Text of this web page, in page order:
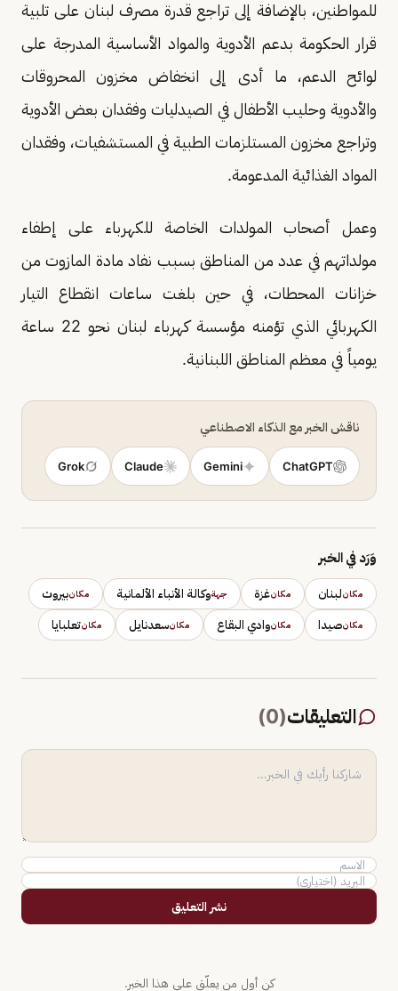
للمواطنين، بالإضافة إلى تراجع قدرة مصرف لبنان على تلبية
قرار الحكومة بدعم الأدوية والمواد الأساسية المدرجة على
لوائح الدعم، ما أدى إلى انخفاض مخزون المحروقات
والأدوية وحليب الأطفال في الصيدليات وفقدان بعض الأدوية
وتراجع مخزون المستلزمات الطبية في المستشفيات، وفقدان
المواد الغذائية المدعومة.
وعمل أصحاب المولدات الخاصة للكهرباء على إطفاء
مولداتهم في عدد من المناطق بسبب نفاد مادة المازوت من
خزانات المحطات، في حين بلغت ساعات انقطاع التيار
الكهربائي الذي تؤمنه مؤسسة كهرباء لبنان نحو 22 ساعة
يومياً في معظم المناطق اللبنانية.
ناقش الخبر مع الذكاء الاصطناعي
ChatGPT
Gemini
Claude
Grok
وَرَد في الخبر
مكانلبنان مكانغزة جهةوكالة الأنباء الألمانية مكانبيروت
مكانصيدا مكانوادي البقاع مكانسعدنايل مكانتعلبايا
التعليقات(
0
)
نشر التعليق
كن أول من يعلّق على هذا الخبر.